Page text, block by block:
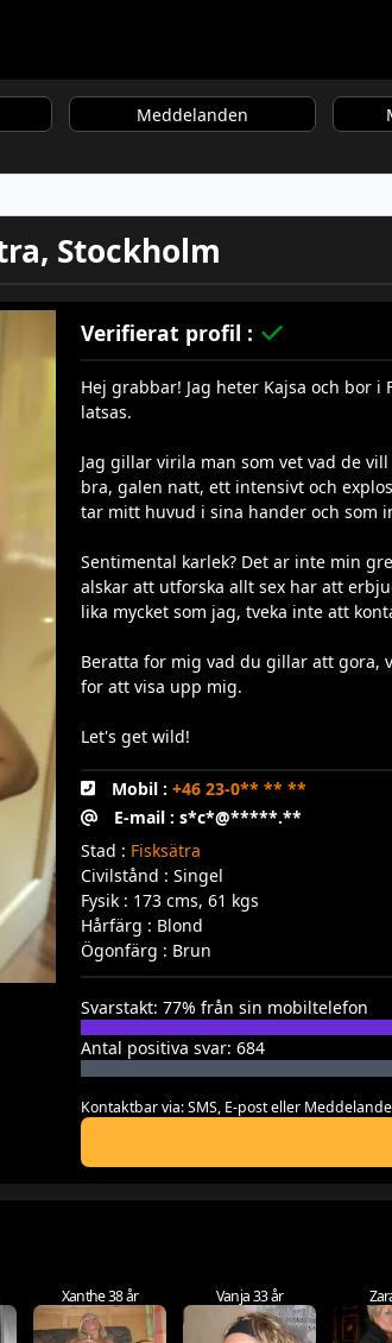
Meddelanden
Stockholm
Verifierat profil :
Hej grabbar! Jag heter Kajsa och bor
latsas.
Jag gillar virila man som vet vad de
bra, galen natt, ett intensivt och
tar mitt huvud i sina hander och som
Sentimental karlek? Det ar inte min
alskar att utforska allt sex har att
lika mycket som jag, tveka inte att
Beratta for mig vad du gillar att gora,
for att visa upp mig.
Let's get wild!
Mobil : +46 23-0** ** **
E-mail : s*c*@*****.**
Stad : Fisksätra
Civilstånd : Singel
Fysik : 173 cms, 61 kgs
Hårfärg : Blond
Ögonfärg : Brun
Svarstakt: 77% från sin mobiltelefon
Antal positiva svar: 684
Kontaktbar via: SMS, E-post eller
Xanthe 38 år Vanja 33 år